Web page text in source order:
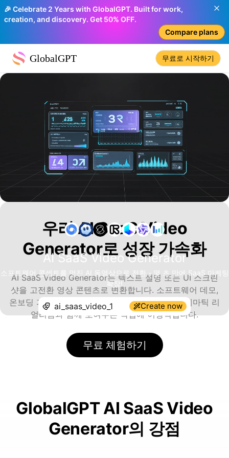
🎉 Celebrate 2 Years with GlobalGPT. Built for work,
creation, and discovery. Get 50% OFF.
Compare plans
GlobalGPT 무료로 시작하기
AI SaaS Video Generator
소프트웨어 콘셉트를 멋진 AI 동영상으로 전환 - 몇 초 만에 SaaS 마케팅
확장!
Create now
우리 AI SaaS Video
Generator로 성장 가속화
AI SaaS Video Generator는 텍스트 설명 또는 UI 스크린
샷을 고전환 영상 콘텐츠로 변환합니다. 소프트웨어 데모,
온보딩 가이드, SNS 광고 등 플랫폼의 강점을 시네마틱 리
얼리즘과 함께 보여주는 작업에 이상적입니다.
무료 체험하기
GlobalGPT AI SaaS Video
Generator의 강점